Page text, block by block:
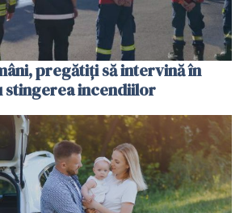
pregătiţi să intervină în
stingerea incendiilor